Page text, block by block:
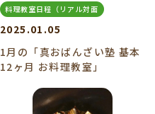
料理教室日程（リアル対面
2025.01.05
1月の「真おばんざい塾 基本
12ヶ月 お料理教室」